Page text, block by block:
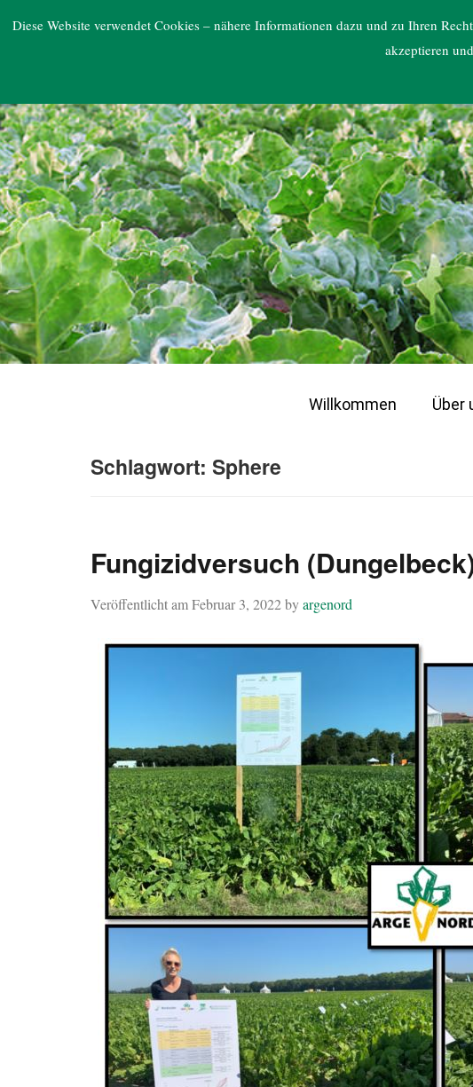
ARGE NORD
Willkommen Über
Schlagwort: Sphere
Fungizidversuch
Veröffentlicht amFebruar 3, 2022byargenord
Diese Website verwendet Cookies – nähere Informationen dazu und zu Ihren
akzeptieren